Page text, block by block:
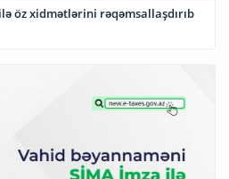
ilə öz xidmətlərini rəqəmsallaşdırıb